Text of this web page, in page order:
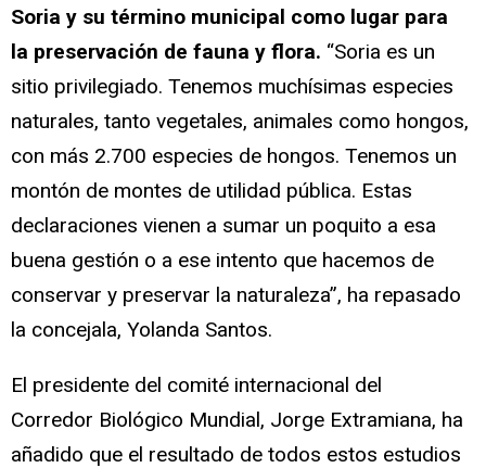
Soria y su término municipal como lugar para
la preservación de fauna y flora. “Soria es un
sitio privilegiado. Tenemos muchísimas especies
naturales, tanto vegetales, animales como hongos,
con más 2.700 especies de hongos. Tenemos un
montón de montes de utilidad pública. Estas
declaraciones vienen a sumar un poquito a esa
buena gestión o a ese intento que hacemos de
conservar y preservar la naturaleza”, ha repasado
la concejala, Yolanda Santos.
El presidente del comité internacional del
Corredor Biológico Mundial, Jorge Extramiana, ha
añadido que el resultado de todos estos estudios